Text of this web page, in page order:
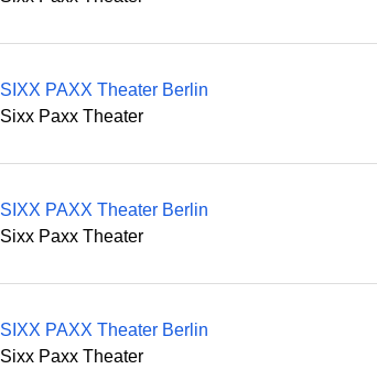
SIXX PAXX Theater Berlin
Sixx Paxx Theater
SIXX PAXX Theater Berlin
Sixx Paxx Theater
SIXX PAXX Theater Berlin
Sixx Paxx Theater